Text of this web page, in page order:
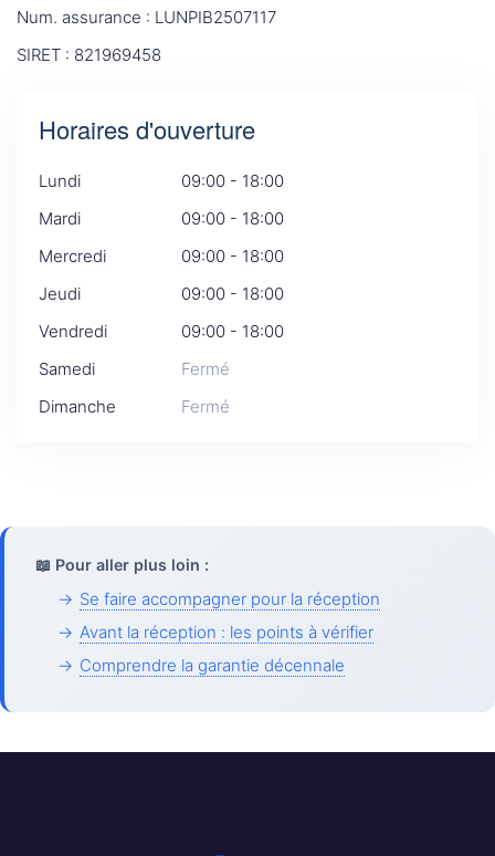
Num. assurance : LUNPIB2507117
SIRET : 821969458
Horaires d'ouverture
Lundi
09:00 - 18:00
Mardi
09:00 - 18:00
Mercredi
09:00 - 18:00
Jeudi
09:00 - 18:00
Vendredi
09:00 - 18:00
Samedi
Fermé
Dimanche
Fermé
📖 Pour aller plus loin :
→ Se faire accompagner pour la réception
→ Avant la réception : les points à vérifier
→ Comprendre la garantie décennale